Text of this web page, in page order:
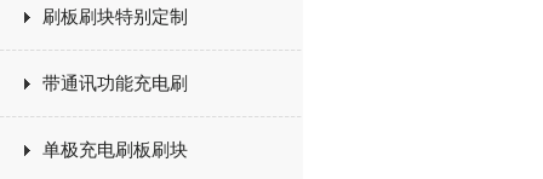
刷板刷块特别定制
带通讯功能充电刷
单极充电刷板刷块